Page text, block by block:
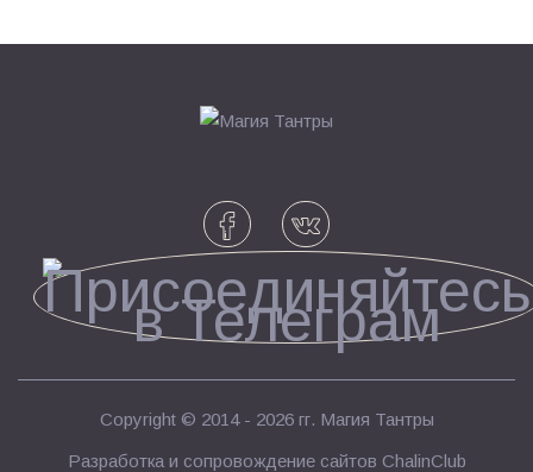
Copyright © 2014 - 2026 гг. Магия Тантры
Разработка и сопровождение сайтов ChalinClub